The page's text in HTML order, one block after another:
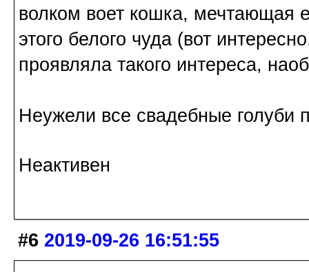
волком воет кошка, мечтающая
этого белого чуда (вот
проявляла такого интереса,
Неужели все свадебные голуби
Неактивен
#6 2019-09-26 16:51:55